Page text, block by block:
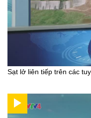
Sạt lở liên tiếp trên các